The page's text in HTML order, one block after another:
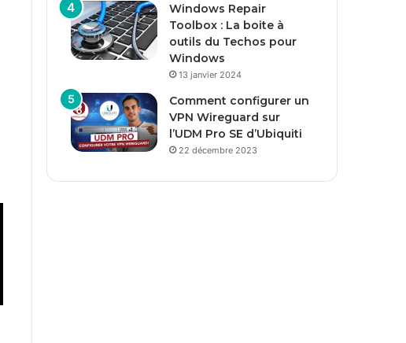
Windows Repair
Toolbox : La boite à
outils du Techos pour
Windows
13 janvier 2024
Comment configurer un
VPN Wireguard sur
l’UDM Pro SE d’Ubiquiti
22 décembre 2023